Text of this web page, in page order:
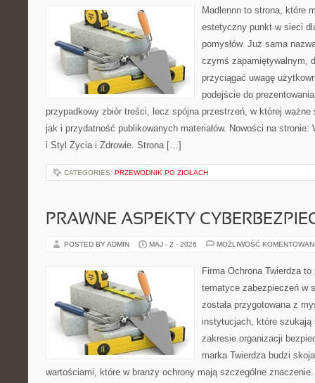
Madlennn to strona, które
estetyczny punkt w sieci
pomysłów. Już sama
czymś zapamiętywalnym,
przyciągać uwagę
podejście do
przypadkowy zbiór treści, lecz spójna przestrzeń, w której
jak i przydatność publikowanych materiałów. Nowości na
i Styl Życia i Zdrowie. Strona […]
CATEGORIES: PRZEWODNIK PO ZIOŁACH
PRAWNE ASPEKTY
POSTED BY ADMIN MAJ - 2 - 2026 MOŻLIWOŚĆ
Firma Ochrona Twierdza
tematyce zabezpieczeń w
została przygotowana z
instytucjach, które szukają
zakresie organizacji
marka Twierdza budzi
wartościami, które w branży ochrony mają szczególne